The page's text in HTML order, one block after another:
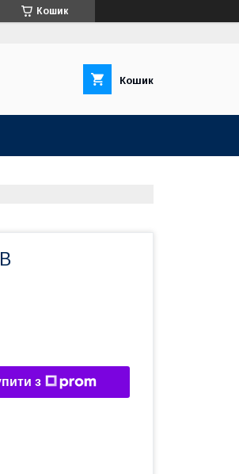
Кошик
Кошик
з